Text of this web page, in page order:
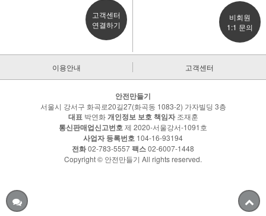
고객센터
연결하기
비회원
1:1 문의
이용안내 고객센터
안전만들기
서울시 강서구 화곡로20길27(화곡동 1083-2) 가자빌딩 3층
대표 박연화개인정보 보호 책임자조재훈
통신판매업신고번호제 2020-서울강서-1091호
사업자 등록번호 104-16-93194
전화02-783-5557팩스02-6007-1448
Copyright © 안전만들기 All rights reserved.